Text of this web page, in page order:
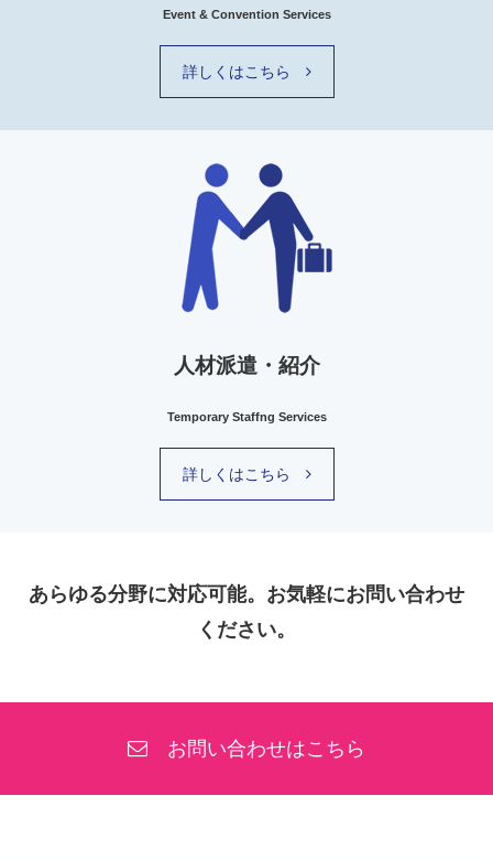
Event & Convention Services
詳しくはこちら
人材派遣・紹介
Temporary Staffng Services
詳しくはこちら
あらゆる分野に対応可能。お気軽にお問い合わせ
ください。
お問い合わせはこちら